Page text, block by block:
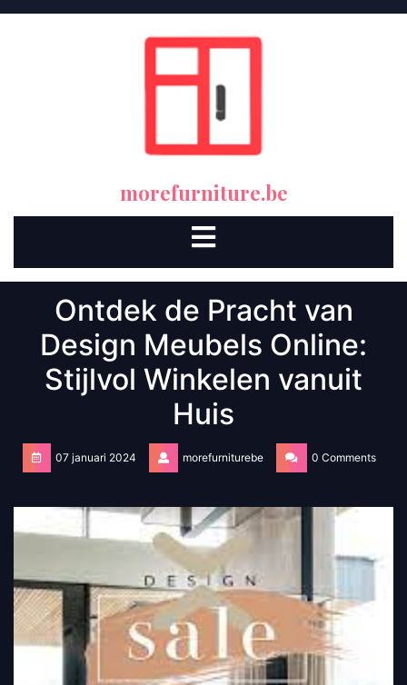
morefurniture.be
Open
Button
Ontdek de Pracht van
Design Meubels Online:
Stijlvol Winkelen vanuit
Huis
07 januari 2024 morefurniturebe 0 Comments